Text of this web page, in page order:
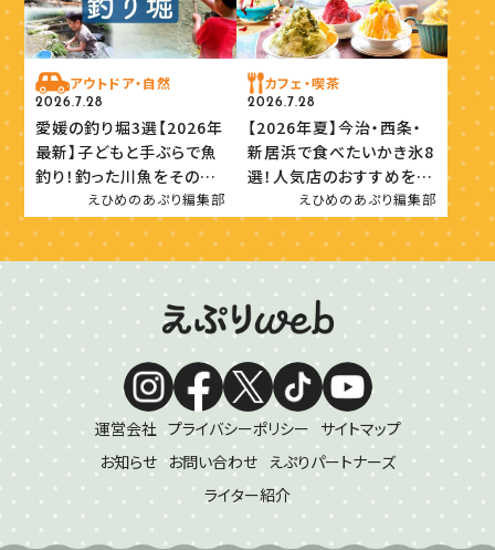
アウトドア・自然
2026.7.28
愛媛の釣り堀3選【2026年
最新】子どもと手ぶらで魚
釣り！釣った川魚をその場
で味わおうえひめのあぷり編集部
カフェ・喫茶
2026.7.28
【2026年夏】今治・西条・
新居浜で食べたいかき氷8
選！人気店のおすすめを紹
えひめのあぷり編集部
運営会社 プライバシーポリシー サイトマップ
お知らせ お問い合わせ えぷりパートナーズ
ライター紹介